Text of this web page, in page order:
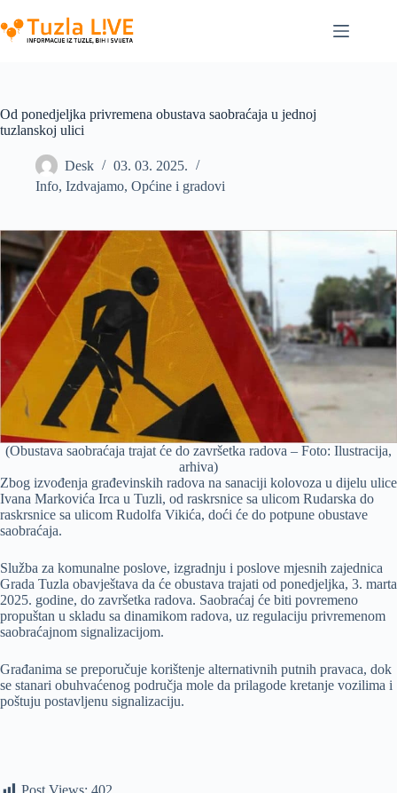
to
content
Od ponedjeljka privremena obustava saobraćaja u jednoj
tuzlanskoj ulici
Desk
03. 03. 2025.
Info, Izdvajamo, Općine i gradovi
(Obustava saobraćaja trajat će do završetka radova – Foto: Ilustracija,
arhiva)
Zbog izvođenja građevinskih radova na sanaciji kolovoza u dijelu ulice
Ivana Markovića Irca u Tuzli, od raskrsnice sa ulicom Rudarska do
raskrsnice sa ulicom Rudolfa Vikića, doći će do potpune obustave
saobraćaja.
Služba za komunalne poslove, izgradnju i poslove mjesnih zajednica
Grada Tuzla obavještava da će obustava trajati od ponedjeljka, 3. marta
2025. godine, do završetka radova. Saobraćaj će biti povremeno
propuštan u skladu sa dinamikom radova, uz regulaciju privremenom
saobraćajnom signalizacijom.
Građanima se preporučuje korištenje alternativnih putnih pravaca, dok
se stanari obuhvaćenog područja mole da prilagode kretanje vozilima i
poštuju postavljenu signalizaciju.
Post Views: 402